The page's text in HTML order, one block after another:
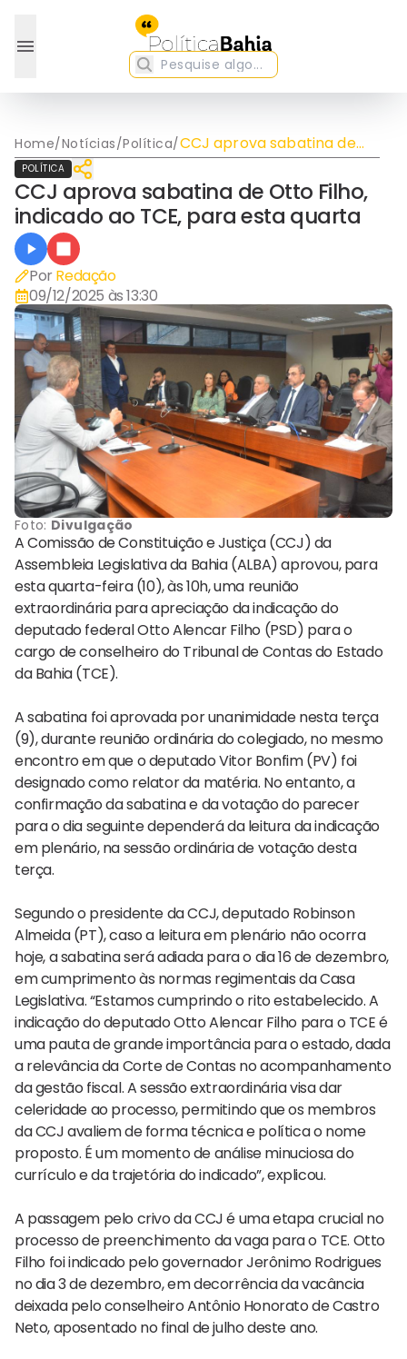
Home/Notícias/Política/CCJ aprova sabatina de
Otto Filho, indicado ao TCE,
para esta quarta
POLÍTICA
CCJ aprova sabatina de Otto Filho,
indicado ao TCE, para esta quarta
Por Redação
09/12/2025 às 13:30
Foto: Divulgação
A Comissão de Constituição e Justiça (CCJ) da
Assembleia Legislativa da Bahia (ALBA) aprovou, para
esta quarta-feira (10), às 10h, uma reunião
extraordinária para apreciação da indicação do
deputado federal Otto Alencar Filho (PSD) para o
cargo de conselheiro do Tribunal de Contas do Estado
da Bahia (TCE).
A sabatina foi aprovada por unanimidade nesta terça
(9), durante reunião ordinária do colegiado, no mesmo
encontro em que o deputado Vitor Bonfim (PV) foi
designado como relator da matéria. No entanto, a
confirmação da sabatina e da votação do parecer
para o dia seguinte dependerá da leitura da indicação
em plenário, na sessão ordinária de votação desta
terça.
Segundo o presidente da CCJ, deputado Robinson
Almeida (PT), caso a leitura em plenário não ocorra
hoje, a sabatina será adiada para o dia 16 de dezembro,
em cumprimento às normas regimentais da Casa
Legislativa. “Estamos cumprindo o rito estabelecido. A
indicação do deputado Otto Alencar Filho para o TCE é
uma pauta de grande importância para o estado, dada
a relevância da Corte de Contas no acompanhamento
da gestão fiscal. A sessão extraordinária visa dar
celeridade ao processo, permitindo que os membros
da CCJ avaliem de forma técnica e política o nome
proposto. É um momento de análise minuciosa do
currículo e da trajetória do indicado”, explicou.
A passagem pelo crivo da CCJ é uma etapa crucial no
processo de preenchimento da vaga para o TCE. Otto
Filho foi indicado pelo governador Jerônimo Rodrigues
no dia 3 de dezembro, em decorrência da vacância
deixada pelo conselheiro Antônio Honorato de Castro
Neto, aposentado no final de julho deste ano.